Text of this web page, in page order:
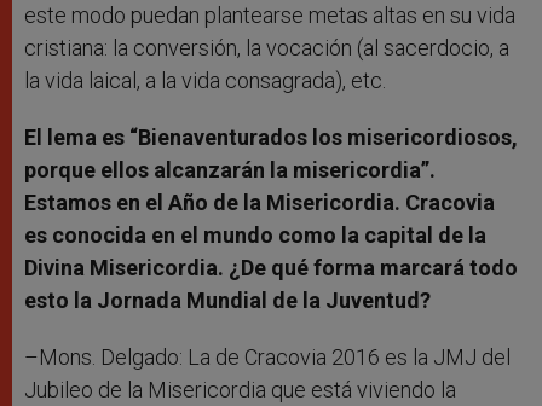
este modo puedan plantearse metas altas en su vida
cristiana: la conversión, la vocación (al sacerdocio, a
la vida laical, a la vida consagrada), etc.
El lema es “Bienaventurados los misericordiosos,
porque ellos alcanzarán la misericordia”.
Estamos en el Año de la Misericordia. Cracovia
es conocida en el mundo como la capital de la
Divina Misericordia. ¿De qué forma marcará todo
esto la Jornada Mundial de la Juventud?
–Mons. Delgado: La de Cracovia 2016 es la JMJ del
Jubileo de la Misericordia que está viviendo la